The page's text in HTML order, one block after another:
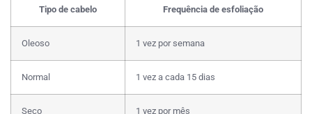
Tipo de cabelo Frequência de esfoliação
Oleoso 1 vez por semana
Normal 1 vez a cada 15 dias
Seco 1 vez por mês